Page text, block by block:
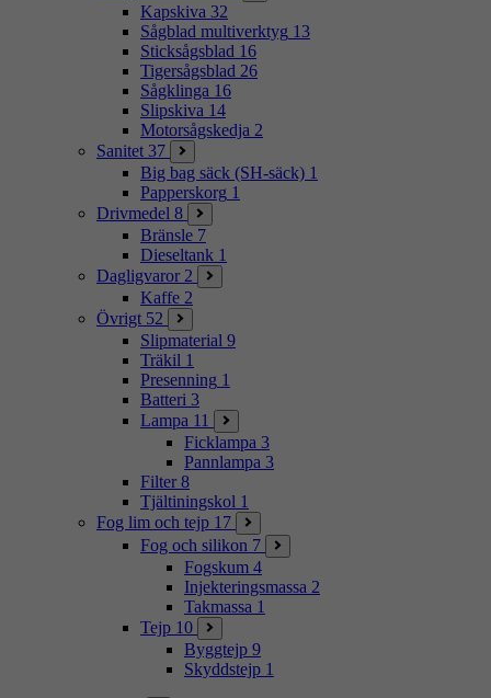
Kapskiva 32
Sågblad multiverktyg 13
Sticksågsblad 16
Tigersågsblad 26
Sågklinga 16
Slipskiva 14
Motorsågskedja 2
Sanitet 37
Big bag säck (SH-säck) 1
Papperskorg 1
Drivmedel 8
Bränsle 7
Dieseltank 1
Dagligvaror 2
Kaffe 2
Övrigt 52
Slipmaterial 9
Träkil 1
Presenning 1
Batteri 3
Lampa 11
Ficklampa 3
Pannlampa 3
Filter 8
Tjältiningskol 1
Fog lim och tejp 17
Fog och silikon 7
Fogskum 4
Injekteringsmassa 2
Takmassa 1
Tejp 10
Byggtejp 9
Skyddstejp 1